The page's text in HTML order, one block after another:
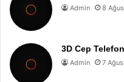
Admin 8
3D Cep
Admin 7